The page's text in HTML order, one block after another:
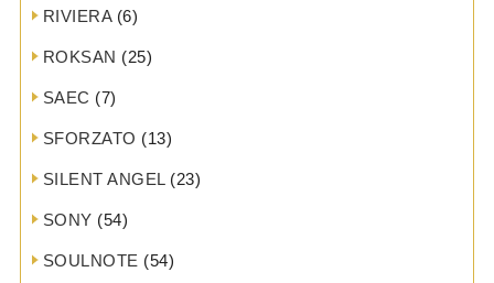
RIVIERA(6)
ROKSAN (25)
SAEC (7)
SFORZATO (13)
SILENT ANGEL(23)
SONY (54)
SOULNOTE (54)